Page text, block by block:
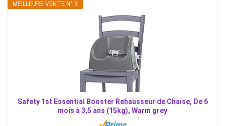
MEILLEURE VENTE N° 3
Safety 1st Essential Booster Rehausseur de Chaise, De 6
mois à 3,5 ans (15kg), Warm grey